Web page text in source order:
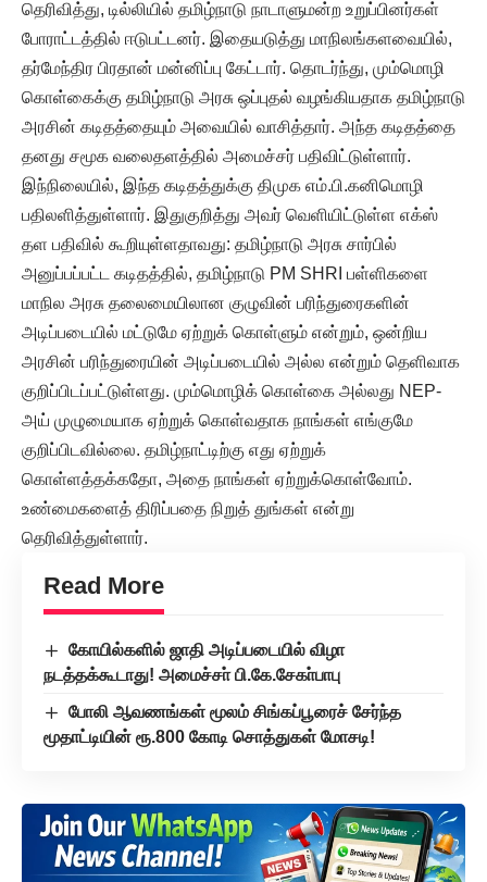
தெரிவித்து, டில்லியில் தமிழ்நாடு நாடாளுமன்ற உறுப்பினர்கள்
போராட்டத்தில் ஈடுபட்டனர். இதையடுத்து மாநிலங்களவையில்,
தர்மேந்திர பிரதான் மன்னிப்பு கேட்டார். தொடர்ந்து, மும்மொழி
கொள்கைக்கு தமிழ்நாடு அரசு ஒப்புதல் வழங்கியதாக தமிழ்நாடு
அரசின் கடிதத்தையும் அவையில் வாசித்தார். அந்த கடிதத்தை
தனது சமூக வலைதளத்தில் அமைச்சர் பதிவிட்டுள்ளார்.
இந்நிலையில், இந்த கடிதத்துக்கு திமுக எம்.பி.கனிமொழி
பதிலளித்துள்ளார். இதுகுறித்து அவர் வெளியிட்டுள்ள எக்ஸ்
தள பதிவில் கூறியுள்ளதாவது: தமிழ்நாடு அரசு சார்பில்
அனுப்பப்பட்ட கடிதத்தில், தமிழ்நாடு PM SHRI பள்ளிகளை
மாநில அரசு தலைமையிலான குழுவின் பரிந்துரைகளின்
அடிப்படையில் மட்டுமே ஏற்றுக் கொள்ளும் என்றும், ஒன்றிய
அரசின் பரிந்துரையின் அடிப்படையில் அல்ல என்றும் தெளிவாக
குறிப்பிடப்பட்டுள்ளது. மும்மொழிக் கொள்கை அல்லது NEP-
அய் முழுமையாக ஏற்றுக் கொள்வதாக நாங்கள் எங்குமே
குறிப்பிடவில்லை. தமிழ்நாட்டிற்கு எது ஏற்றுக்
கொள்ளத்தக்கதோ, அதை நாங்கள் ஏற்றுக்கொள்வோம்.
உண்மைகளைத் திரிப்பதை நிறுத் துங்கள் என்று
தெரிவித்துள்ளார்.
Read More
கோயில்களில் ஜாதி அடிப்படையில் விழா
நடத்தக்கூடாது! அமைச்சா் பி.கே.சேகா்பாபு
போலி ஆவணங்கள் மூலம் சிங்கப்பூரைச் சேர்ந்த
மூதாட்டியின் ரூ.800 கோடி சொத்துகள் மோசடி!